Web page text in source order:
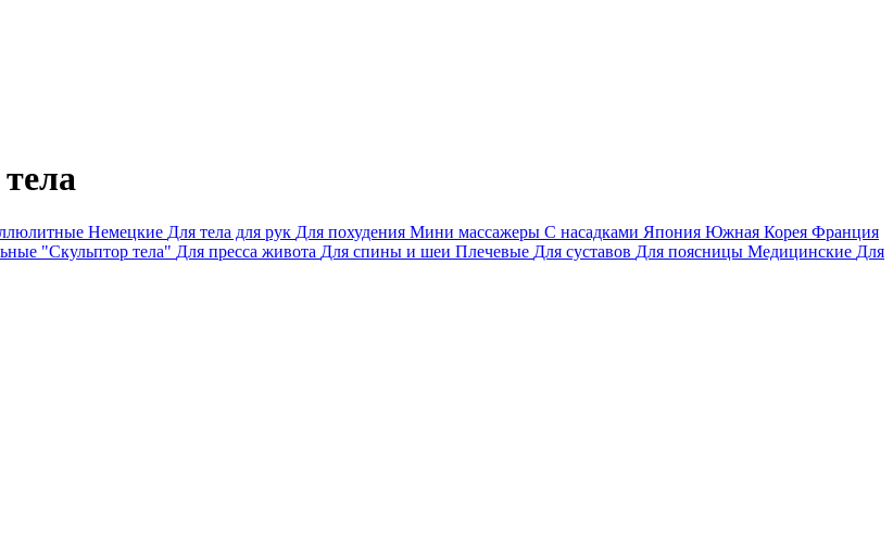
Немецкие Для тела для рук Для похудения Мини массажеры С насадками Япония Южная Корея Франция
"Скульптор тела" Для пресса живота Для спины и шеи Плечевые Для суставов Для поясницы Медицинские Для